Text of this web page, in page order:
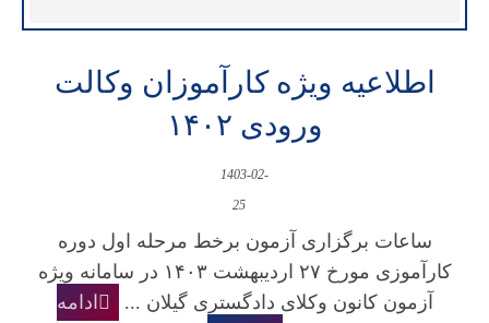
اطلاعیه ویژه کارآموزان وکالت
ورودی ۱۴۰۲
1403-02-
25
ساعات برگزاری آزمون برخط مرحله اول دوره
کارآموزی مورخ ۲۷ اردیبهشت ۱۴۰۳ در سامانه ویژه
آزمون کانون وکلای دادگستری گیلان ...
ادامه